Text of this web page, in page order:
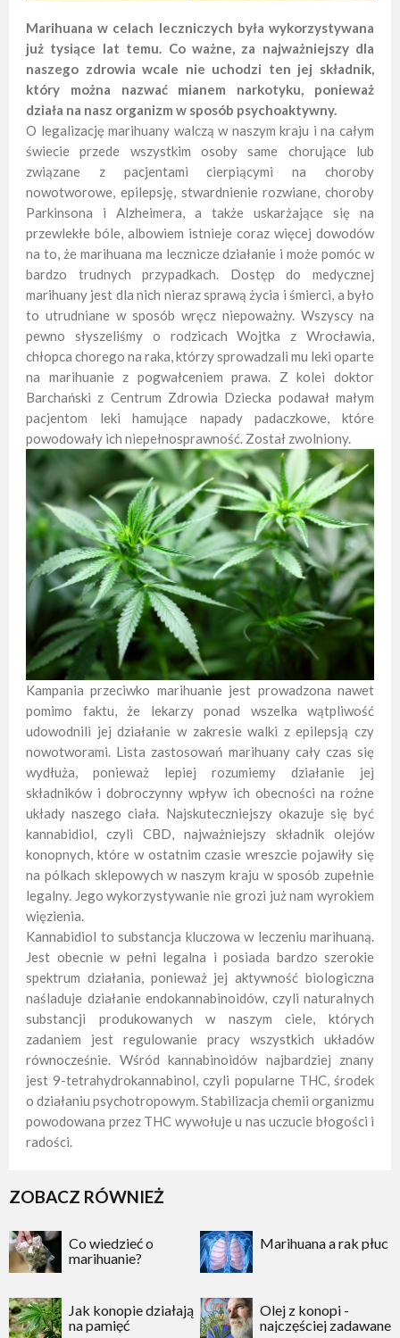
Marihuana w celach leczniczych była wykorzystywana
już tysiące lat temu. Co ważne, za najważniejszy dla
naszego zdrowia wcale nie uchodzi ten jej składnik,
który można nazwać mianem narkotyku, ponieważ
działa na nasz organizm w sposób psychoaktywny.
O legalizację marihuany walczą w naszym kraju i na całym
świecie przede wszystkim osoby same chorujące lub
związane z pacjentami cierpiącymi na choroby
nowotworowe, epilepsję, stwardnienie rozwiane, choroby
Parkinsona i Alzheimera, a także uskarżające się na
przewlekłe bóle, albowiem istnieje coraz więcej dowodów
na to, że marihuana ma lecznicze działanie i może pomóc w
bardzo trudnych przypadkach. Dostęp do medycznej
marihuany jest dla nich nieraz sprawą życia i śmierci, a było
to utrudniane w sposób wręcz niepoważny. Wszyscy na
pewno słyszeliśmy o rodzicach Wojtka z Wrocławia,
chłopca chorego na raka, którzy sprowadzali mu leki oparte
na marihuanie z pogwałceniem prawa. Z kolei doktor
Barchański z Centrum Zdrowia Dziecka podawał małym
pacjentom leki hamujące napady padaczkowe, które
powodowały ich niepełnosprawność. Został zwolniony.
Kampania przeciwko marihuanie jest prowadzona nawet
pomimo faktu, że lekarzy ponad wszelka wątpliwość
udowodnili jej działanie w zakresie walki z epilepsją czy
nowotworami. Lista zastosowań marihuany cały czas się
wydłuża, ponieważ lepiej rozumiemy działanie jej
składników i dobroczynny wpływ ich obecności na rożne
układy naszego ciała. Najskuteczniejszy okazuje się być
kannabidiol, czyli CBD, najważniejszy składnik olejów
konopnych, które w ostatnim czasie wreszcie pojawiły się
na pólkach sklepowych w naszym kraju w sposób zupełnie
legalny. Jego wykorzystywanie nie grozi już nam wyrokiem
więzienia.
Kannabidiol to substancja kluczowa w leczeniu marihuaną.
Jest obecnie w pełni legalna i posiada bardzo szerokie
spektrum działania, ponieważ jej aktywność biologiczna
naśladuje działanie endokannabinoidów, czyli naturalnych
substancji produkowanych w naszym ciele, których
zadaniem jest regulowanie pracy wszystkich układów
równocześnie. Wśród kannabinoidów najbardziej znany
jest 9-tetrahydrokannabinol, czyli popularne THC, środek
o działaniu psychotropowym. Stabilizacja chemii organizmu
powodowana przez THC wywołuje u nas uczucie błogości i
radości.
ZOBACZ RÓWNIEŻ
Co wiedzieć o
marihuanie?
Marihuana a rak płuc
Jak konopie działają
na pamięć
Olej z konopi -
najczęściej zadawane